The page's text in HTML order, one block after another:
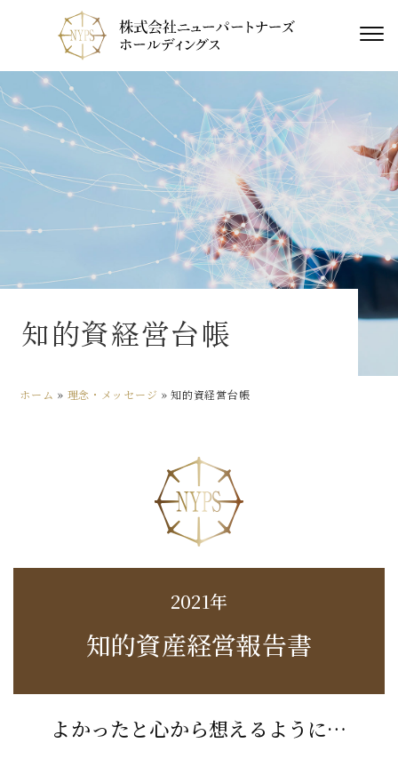
知的資経営台帳
ホーム » 理念・メッセージ »知的資経営台帳
2021年
知的資産経営報告書
よかったと心から想えるように…